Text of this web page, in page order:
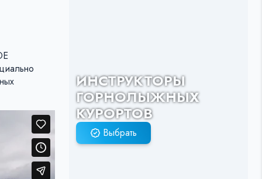
ИНСТРУКТОРЫ
ГОРНОЛЫЖНЫХ
КУРОРТОВ
Выбрать